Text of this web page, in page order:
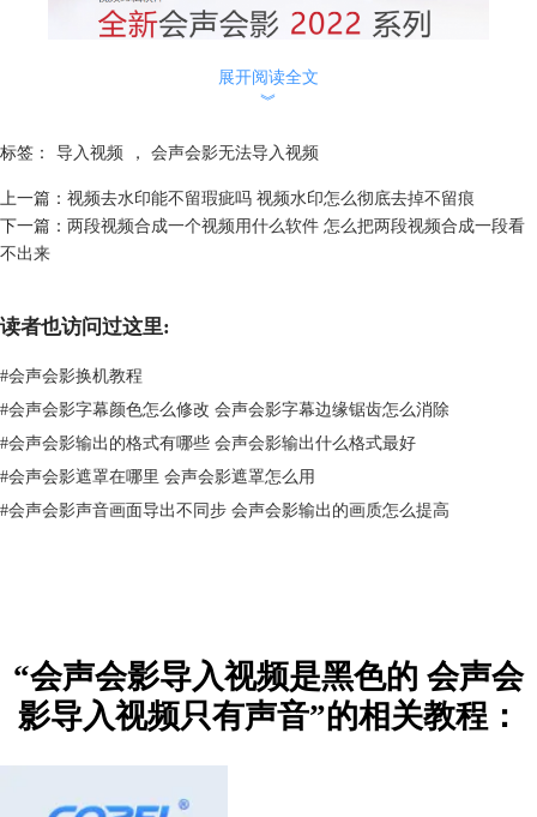
会声会影支持的视频格式很多，但也有比较少用的视频格式是无法支持
的。这些格式虽然能导入会声会影，但在编辑时可能无法正常使用。建议
用格式转换软件将视频格式转换为会声会影支持的格式。
图2：支持的格式
如果会声会影支持该类型的视频格式，但仍无法正常预览的话，可能是视
展开阅读全文
︾
标签： 导入视频 ， 会声会影无法导入视频
上一篇： 视频去水印能不留瑕疵吗 视频水印怎么彻底去掉不留痕
下一篇： 两段视频合成一个视频用什么软件 怎么把两段视频合成一段看
不出来
读者也访问过这里:
#会声会影换机教程
#会声会影字幕颜色怎么修改 会声会影字幕边缘锯齿怎么消除
#会声会影输出的格式有哪些 会声会影输出什么格式最好
#会声会影遮罩在哪里 会声会影遮罩怎么用
#会声会影声音画面导出不同步 会声会影输出的画质怎么提高
“会声会影导入视频是黑色的 会声会
影导入视频只有声音”的相关教程：